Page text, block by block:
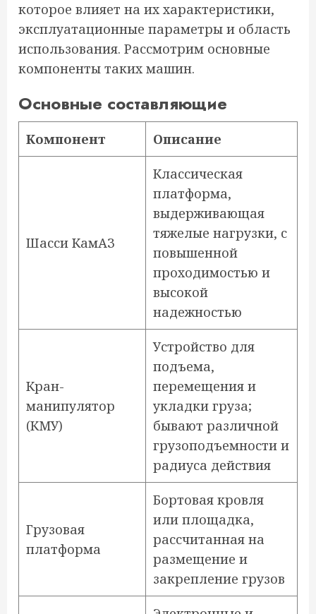
которое влияет на их характеристики,
эксплуатационные параметры и область
использования. Рассмотрим основные
компоненты таких машин.
Основные составляющие
Компонент Описание
Шасси КамАЗ
Классическая
платформа,
выдерживающая
тяжелые нагрузки, с
повышенной
проходимостью и
высокой
надежностью
Кран-
манипулятор
(КМУ)
Устройство для
подъема,
перемещения и
укладки груза;
бывают различной
грузоподъемности и
радиуса действия
Грузовая
платформа
Бортовая кровля
или площадка,
рассчитанная на
размещение и
закрепление грузов